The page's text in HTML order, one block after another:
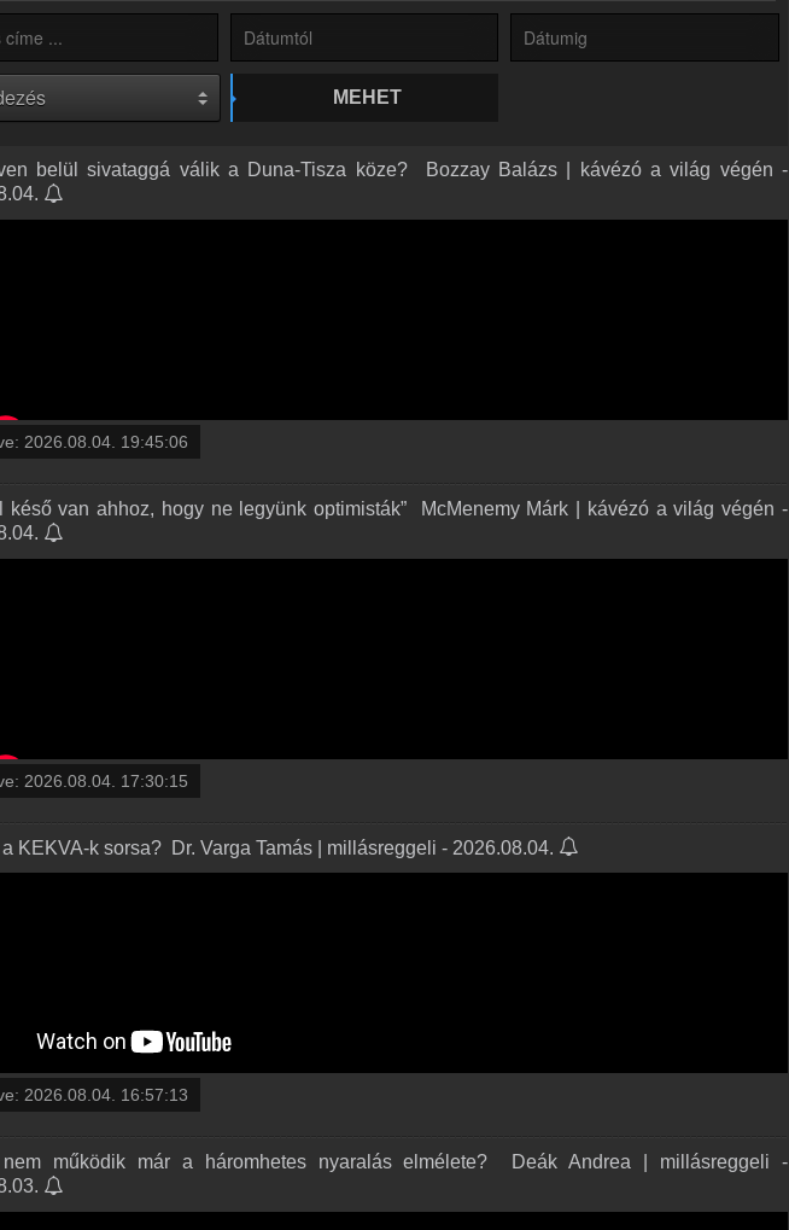
MEHET
belül sivataggá válik a Duna-Tisza köze? ️ Bozzay Balázs | kávézó a világ végén -
2026.08.04. 19:45:06
késő van ahhoz, hogy ne legyünk optimisták” ️ McMenemy Márk | kávézó a világ végén -
2026.08.04. 17:30:15
KEKVA-k sorsa? ️ Dr. Varga Tamás | millásreggeli - 2026.08.04.
2026.08.04. 16:57:13
nem működik már a háromhetes nyaralás elmélete? ️ Deák Andrea | millásreggeli -